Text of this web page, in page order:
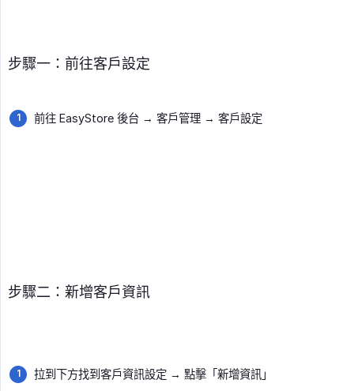
步驟一：前往客戶設定
前往 EasyStore 後台 → 客戶管理 → 客戶設定
步驟二：新增客戶資訊
拉到下方找到客戶資訊設定 → 點擊「新增資訊」